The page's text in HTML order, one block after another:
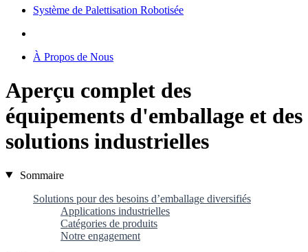
Système de Palettisation Robotisée
À Propos de Nous
Aperçu complet des
équipements d'emballage et des
solutions industrielles
Sommaire
Solutions pour des besoins d’emballage diversifiés
Applications industrielles
Catégories de produits
Notre engagement